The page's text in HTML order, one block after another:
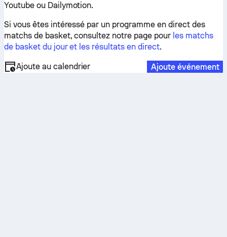
Youtube ou Dailymotion.
Si vous êtes intéressé par un programme en direct des
matchs de basket, consultez notre page pour les matchs
de basket du jour et les résultats en direct.
Ajoute au calendrier Ajoute événement